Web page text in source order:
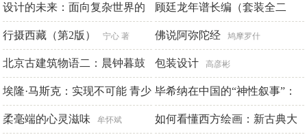
样 FUN视觉 雷波
设计的未来：面向复杂世界的
产品创新(财之道丛书) 洛蕾恩·贾
斯蒂丝
顾廷龙年谱长编（套装全二
册） 沈津 编著
行摄西藏（第2版） 宁心 著 佛说阿弥陀经 鸠摩罗什
北京古建筑物语二：晨钟暮鼓
张克群
包装设计 高彦彬
埃隆·马斯克：实现不可能 青少
版 [美] 阿什利·万斯
毕希纳在中国的“神性叙事”：
王延松导演《莱昂瑟与莱娜》
柔毫端的心灵滋味 牟怀斌 如何看懂西方绘画：新古典大